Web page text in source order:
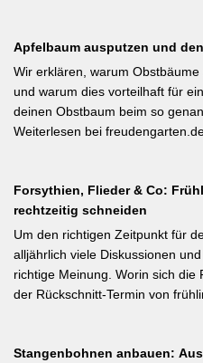
Tomatenkrankheit Braunfäule
Wurzelwerk – Gartenwissen
illustrierter Praxis-Leitfaden:
dem Auspflanzen und sollte
Geiztriebe morgens entfernen,
interessant: Der Artikel
Ausgeizen kontraproduktiv ist –
von Seitentrieben profitieren.
Apfelbaum ausputzen und
Wir erklären, warum
und warum dies vorteilhaft für
deinen Obstbaum beim so
Weiterlesen bei
% der Blüten werden zu
dem Junifall beugt der Alternanz
Ertragsjahren) vor. Für Äpfel
Früchte pro Fruchtbüschel,
Früchte in Schattenzonen
Forsythien, Flieder & Co:
rechtzeitig schneiden
Um den richtigen Zeitpunkt für
alljährlich viele Diskussionen
richtige Meinung. Worin sich die
der Rückschnitt-Termin von
Flieder und Zierkirsche bilden
Stangenbohnen anbauen: